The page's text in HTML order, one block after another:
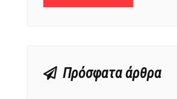
Πρόσφατα άρθρα